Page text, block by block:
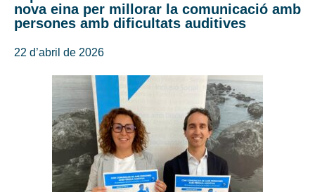
nova eina per millorar la comunicació amb
persones amb dificultats auditives
22 d’abril de 2026